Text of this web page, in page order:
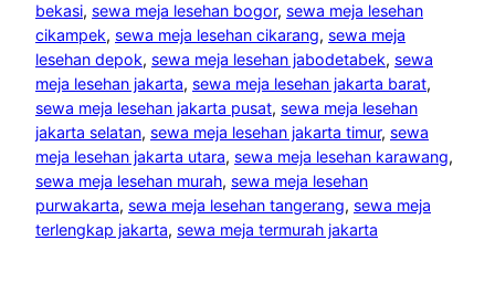
bekasi, sewa meja lesehan bogor, sewa meja lesehan
cikampek, sewa meja lesehan cikarang, sewa meja
lesehan depok, sewa meja lesehan jabodetabek, sewa
meja lesehan jakarta, sewa meja lesehan jakarta barat
sewa meja lesehan jakarta pusat, sewa meja lesehan
jakarta selatan, sewa meja lesehan jakarta timur, sewa
meja lesehan jakarta utara, sewa meja lesehan karawang
sewa meja lesehan murah, sewa meja lesehan
purwakarta, sewa meja lesehan tangerang, sewa meja
terlengkap jakarta, sewa meja termurah jakarta